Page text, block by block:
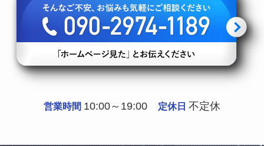
営業時間 10:00～19:00 定休日 不定休